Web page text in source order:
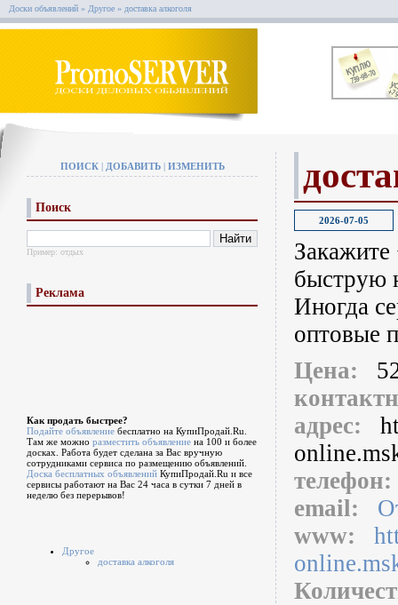
Доски объявлений » Другое » доставка алкоголя
ПОИСК| ДОБАВИТЬ| ИЗМЕНИТЬ
Поиск
Пример: отдых
Реклама
Как продать быстрее?
Подайте объявление бесплатно на КупиПродай.Ru.
Там же можно разместить объявление на 100 и более
досках. Работа будет сделана за Вас вручную
сотрудниками сервиса по размещению объявлений.
Доска бесплатных объявлений КупиПродай.Ru и все
сервисы работают на Вас 24 часа в сутки 7 дней в
неделю без перерывов!
Другое
доставка алкоголя
2026-07-05
Закажите
быструю
Иногда
оптовые
Цена:
адрес:
email:
www: